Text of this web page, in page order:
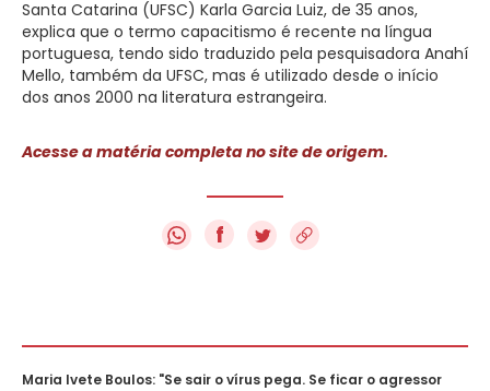
Santa Catarina (UFSC) Karla Garcia Luiz, de 35 anos,
explica que o termo capacitismo é recente na língua
portuguesa, tendo sido traduzido pela pesquisadora Anahí
Mello, também da UFSC, mas é utilizado desde o início
dos anos 2000 na literatura estrangeira.
Acesse a matéria completa no site de origem.
f
Maria Ivete Boulos: "Se sair o vírus pega. Se ficar o agressor